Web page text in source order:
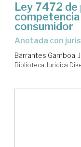
Ley 7472
consumidor
anotada con
Barrantes Gamboa,
Biblioteca Juridica